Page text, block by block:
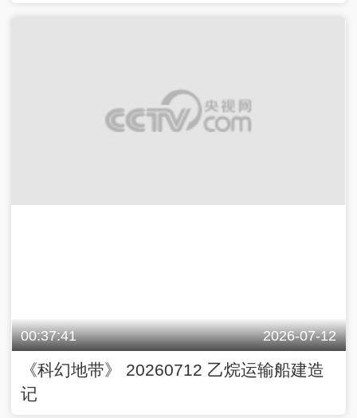
00:37:41 2026-07-12
《科幻地带》 20260712 乙烷运输船建造
记